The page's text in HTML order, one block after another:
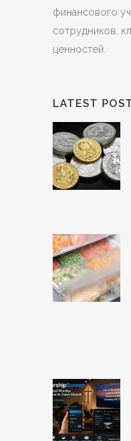
финансового
сотрудников,
ценностей.
LATEST